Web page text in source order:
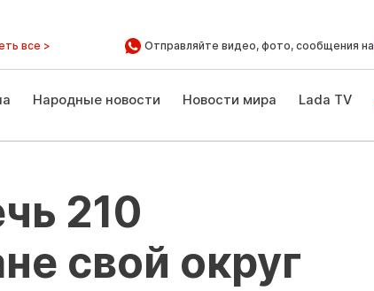
все > Отправляйте видео, фото, сообщения на
Народные новости Новости мира Lada TV
210
свой округ